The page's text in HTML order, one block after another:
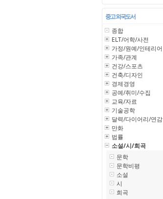
중고 외국도서
종합
ELT/어학/사전
가정/원예/인테리어
가족/관계
건강/스포츠
건축/디자인
경제경영
공예/취미/수집
교육/자료
기술공학
달력/다이어리/연감
만화
법률
소설/시/희곡
문학
문학비평
소설
시
희곡